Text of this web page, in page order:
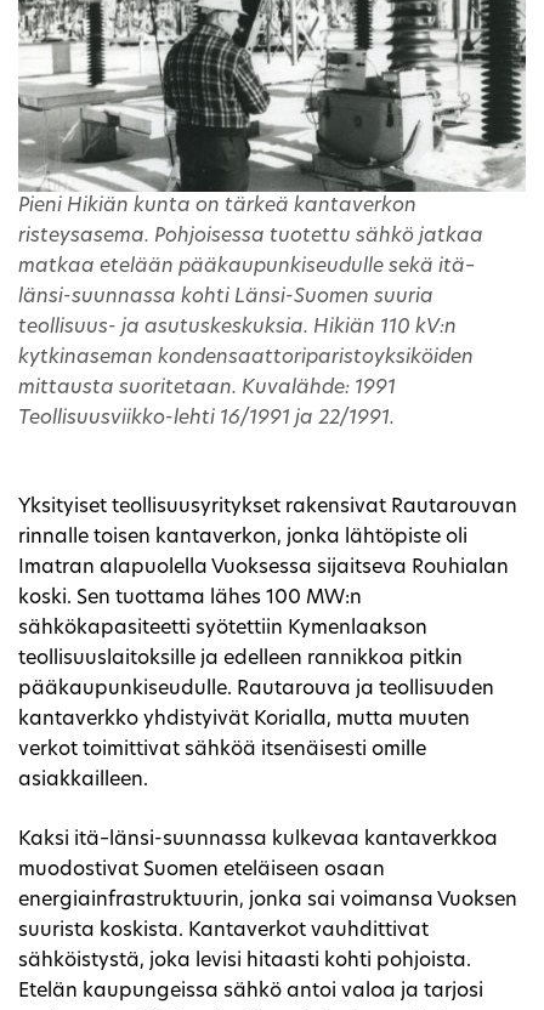
Pieni Hikiän kunta on tärkeä kantaverkon
risteysasema. Pohjoisessa tuotettu sähkö jatkaa
matkaa etelään pääkaupunkiseudulle sekä itä–
länsi-suunnassa kohti Länsi-Suomen suuria
teollisuus- ja asutuskeskuksia. Hikiän 110 kV:n
kytkinaseman kondensaattoriparistoyksiköiden
mittausta suoritetaan. Kuvalähde: 1991
Teollisuusviikko-lehti 16/1991 ja 22/1991.
Yksityiset teollisuusyritykset rakensivat Rautarouvan
rinnalle toisen kantaverkon, jonka lähtöpiste oli
Imatran alapuolella Vuoksessa sijaitseva Rouhialan
koski. Sen tuottama lähes 100 MW:n
sähkökapasiteetti syötettiin Kymenlaakson
teollisuuslaitoksille ja edelleen rannikkoa pitkin
pääkaupunkiseudulle. Rautarouva ja teollisuuden
kantaverkko yhdistyivät Korialla, mutta muuten
verkot toimittivat sähköä itsenäisesti omille
asiakkailleen.
Kaksi itä–länsi-suunnassa kulkevaa kantaverkkoa
muodostivat Suomen eteläiseen osaan
energiainfrastruktuurin, jonka sai voimansa Vuoksen
suurista koskista. Kantaverkot vauhdittivat
sähköistystä, joka levisi hitaasti kohti pohjoista.
Etelän kaupungeissa sähkö antoi valoa ja tarjosi